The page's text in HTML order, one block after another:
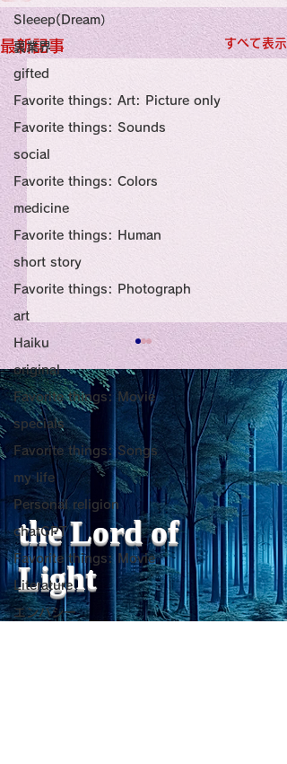
Sleeep(Dream）
裏業界
gifted
Favorite things: Art: Picture only
Favorite things: Sounds
social
Favorite things: Colors
medicine
Favorite things: Human
short story
Favorite things: Photograph
art
Haiku
original
Favorite things: Movie
specials
Favorite things: Songs
my life
Personal religion
chatGPT
Favorite things: Movie
Literature
エンパシー
最新記事 すべて表示
Title: Death Affirmation
as a Generator of
Mental Vitality
AbstractThis paper argues
that “death affirmation” is
fundamentally different
from the classical
psychological concept of
“death acceptance.”
Death acceptance tends
to function as an entropic
leveling
the Lord of
Light